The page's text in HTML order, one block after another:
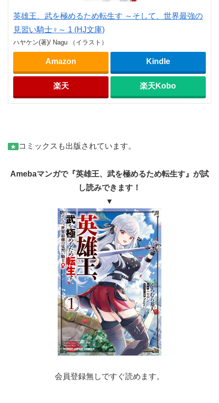
英雄王、武を極めるため転生す ～そして、世界最強の
見習い騎士♀～ 1 (HJ文庫)
ハヤケン(著)/ Nagu （イラスト）
Amazon Kindle
楽天 楽天Kobo
★ コミックスも出版されています。
Amebaマンガで『英雄王、武を極めるため転生す』が試
し読みできます！
▼
会員登録無しですぐ読めます。